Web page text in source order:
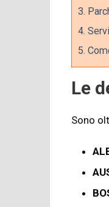
3.
4.
5.
Le
Sono